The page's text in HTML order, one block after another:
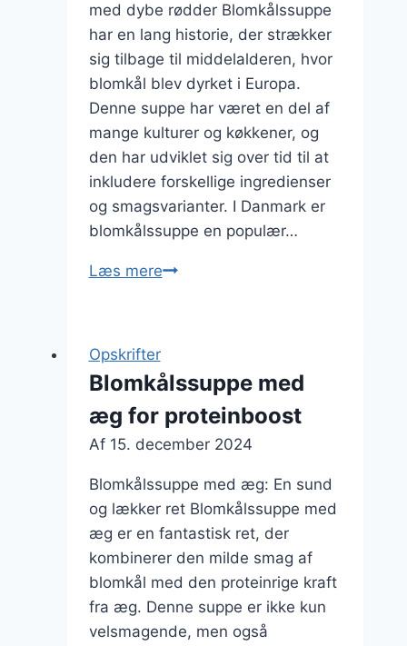
med dybe rødder Blomkålssuppe
har en lang historie, der strækker
sig tilbage til middelalderen, hvor
blomkål blev dyrket i Europa.
Denne suppe har været en del af
mange kulturer og køkkener, og
den har udviklet sig over tid til at
inkludere forskellige ingredienser
og smagsvarianter. I Danmark er
blomkålssuppe en populær…
Læs mereBlomkålssuppe
smagfuld
oplevelse
Opskrifter
Blomkålssuppe med
æg for proteinboost
Af 15. december 2024
Blomkålssuppe med æg: En sund
og lækker ret Blomkålssuppe med
æg er en fantastisk ret, der
kombinerer den milde smag af
blomkål med den proteinrige kraft
fra æg. Denne suppe er ikke kun
velsmagende, men også